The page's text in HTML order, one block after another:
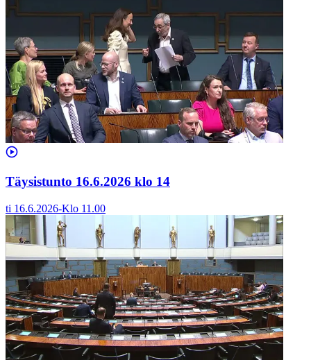
Täysistunto 16.6.2026 klo 14
ti 16.6.2026-Klo 11.00